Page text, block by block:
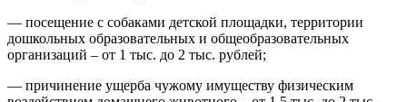
— посещение с собаками детской площадки, территории
дошкольных образовательных и общеобразовательных
организаций – от 1 тыс. до 2 тыс. рублей;
— причинение ущерба чужому имуществу физическим